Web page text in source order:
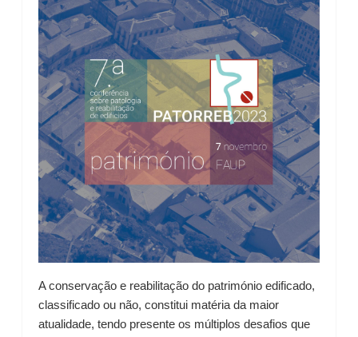
A conservação e reabilitação do património edificado,
classificado ou não, constitui matéria da maior
atualidade, tendo presente os múltiplos desafios que